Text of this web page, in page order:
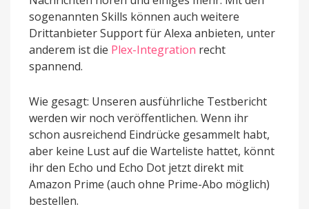
sogenannten Skills können auch weitere
Drittanbieter Support für Alexa anbieten, unter
anderem ist die Plex-Integration recht
spannend.
Wie gesagt: Unseren ausführliche Testbericht
werden wir noch veröffentlichen. Wenn ihr
schon ausreichend Eindrücke gesammelt habt,
aber keine Lust auf die Warteliste hattet, könnt
ihr den Echo und Echo Dot jetzt direkt mit
Amazon Prime (auch ohne Prime-Abo möglich)
bestellen.